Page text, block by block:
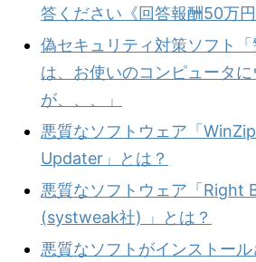
答ください《回答報酬50万円
偽セキュリティ対策ソフト
は、お使いのコンピュータに
が、、、」
悪質なソフトウェア「
Updater」とは？
悪質なソフトウェア「Right
(systweak社) 」とは？
悪質なソフトがインストー